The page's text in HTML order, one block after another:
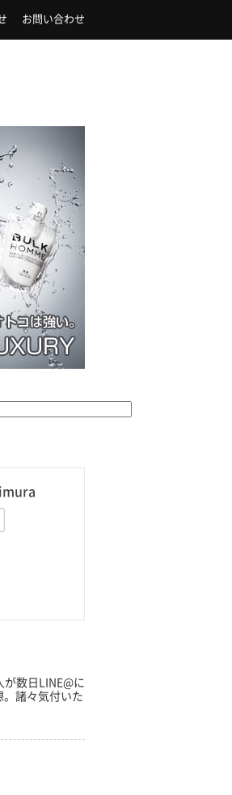
お問い合わせ
が数日LINE@に
。諸々気付いた